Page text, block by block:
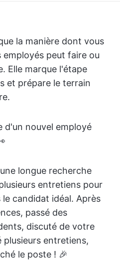
la manière dont vous
peut faire ou
Elle marque l'étape
et prépare le terrain
d'un nouvel employé
longue recherche
entretiens pour
candidat idéal. Après
passé des
discuté de votre
plusieurs entretiens,
le poste ! 🎉